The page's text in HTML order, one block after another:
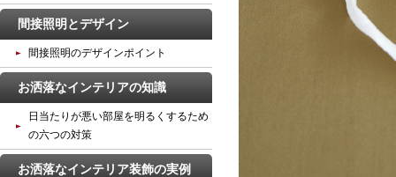
間接照明とデザイン
間接照明のデザインポイント
お洒落なインテリアの知識
日当たりが悪い部屋を明るくするため
の六つの対策
お洒落なインテリア装飾の実例